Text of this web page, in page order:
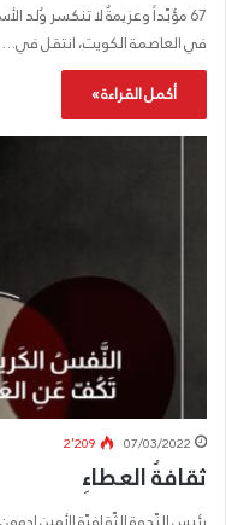
في العاصمة الكويت، انتقل في…
أكمل القراءة »
07/03/2022 2٬209
ثقافةُ العطاءِ